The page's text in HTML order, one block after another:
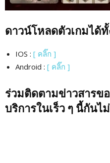
ดาวน์โหลดตัวเกมได้ทั้
IOS : [ คลิ๊ก ]
Android : [ คลิ๊ก ]
ร่วมติดตามข่าวสารข
บริการในเร็ว ๆ นี้กันไ